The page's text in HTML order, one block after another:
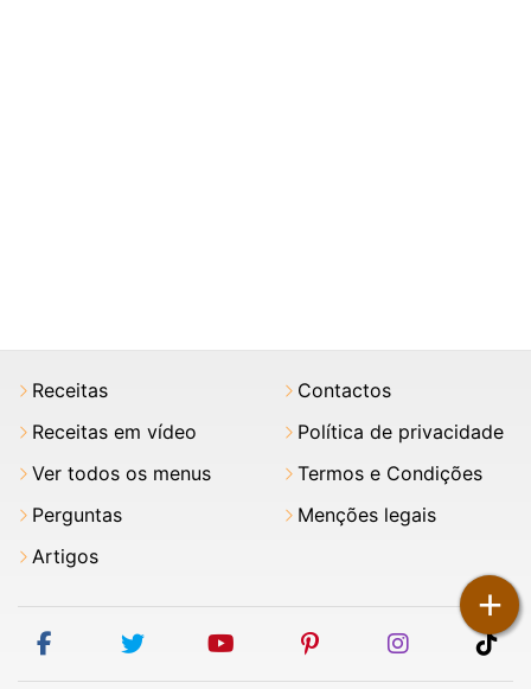
+
Receitas
Receitas em vídeo
Ver todos os menus
Perguntas
Artigos
Contactos
Política de privacidade
Termos e Condições
Menções legais
facebooktwitter youtubepinterestinstagram